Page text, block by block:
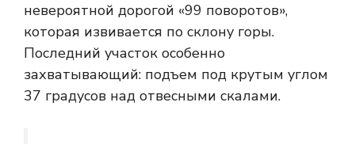
невероятной дорогой «99 поворотов»,
которая извивается по склону горы.
Последний участок особенно
захватывающий: подъем под крутым углом
37 градусов над отвесными скалами.